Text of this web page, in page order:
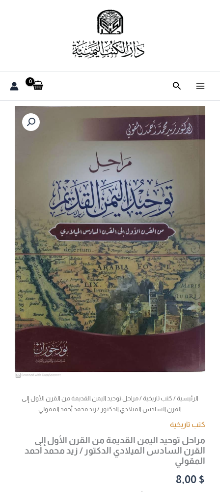
البحث
الرئيسية/ كتب تاريخية/ مراحل توحيد اليمن القديمة من القرن الأول إلى
القرن السادس الميلادي الدكتور / زيد محمد أحمد المقولي
كتب تاريخية
مراحل توحيد اليمن القديمة من القرن الأول إلى
القرن السادس الميلادي الدكتور / زيد محمد أحمد
المقولي
8,00 $
مراحل
توحيد
اليمن
الدكتور
/
زيد
محمد
أحمد
المقولي